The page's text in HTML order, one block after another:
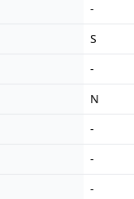
-
S
-
N
-
-
-